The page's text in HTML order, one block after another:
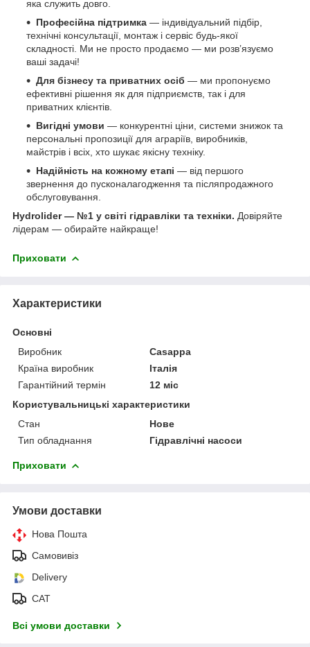
яка служить довго.
Професійна підтримка — індивідуальний підбір,
технічні консультації, монтаж і сервіс будь-якої
складності. Ми не просто продаємо — ми розв’язуємо
ваші задачі!
Для бізнесу та приватних осіб — ми пропонуємо
ефективні рішення як для підприємств, так і для
приватних клієнтів.
Вигідні умови — конкурентні ціни, системи знижок та
персональні пропозиції для аграріїв, виробників,
майстрів і всіх, хто шукає якісну техніку.
Надійність на кожному етапі — від першого
звернення до пусконалагодження та післяпродажного
обслуговування.
Hydrolider — №1 у світі гідравліки та техніки. Довіряйте
лідерам — обирайте найкраще!
Приховати
Характеристики
Основні
Виробник
Casappa
Країна виробник
Італія
Гарантійний термін
12 міс
Користувальницькі характеристики
Стан
Нове
Тип обладнання
Гідравлічні насоси
Приховати
Умови доставки
Нова Пошта
Самовивіз
Delivery
САТ
Всі умови доставки